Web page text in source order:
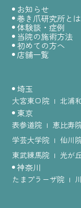
お知らせ
巻き爪研究所とは
体験談・症例
当院の施術方法
初めての方へ
店舗一覧
埼玉
大宮東口院 北浦
東京
表参道院 恵比寿
学芸大学院
仙川
東武練馬院
光が
神奈川
たまプラーザ院